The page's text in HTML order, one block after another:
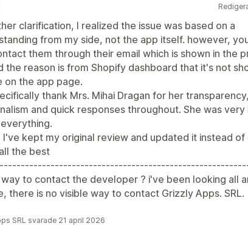
clarification, I realized the issue was based on a
from my side, not the app itself. however,
them through their email which is shown in the
the reason is from Shopify dashboard that it's not
on the app page.
thank Mrs. Mihai Dragan for her transparency,
and quick responses throughout. She was very
I've kept my original review and updated it instead of
the best
way to contact the developer ? i've been looking all
there is no visible way to contact Grizzly Apps. SRL.
SRL svarade 21 april 2026